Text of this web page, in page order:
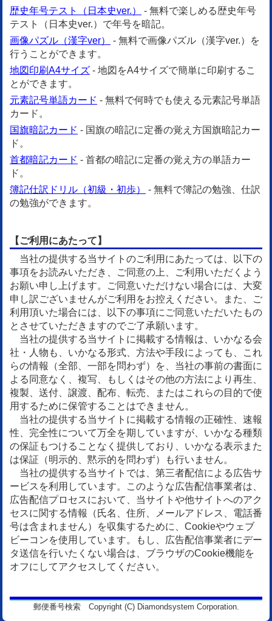
歴史年号テスト（日本史ver.）
- 無料で楽しめる歴史年号
テスト（日本史ver.）で年号を暗記。
画像パズル（漢字ver）
- 無料で画像パズル（漢字ver.）を
行うことができます。
地図印刷A4サイズ - 地図をA4サイズで簡単に印刷するこ
とができます。
元素記号単語カード - 無料で何時でも使える元素記号単語
カード。
国旗暗記カード - 国旗の暗記に定番の覚え方国旗暗記カー
ド。
首都暗記カード - 首都の暗記に定番の覚え方の単語カー
ド。
簿記仕訳ドリル（初級・初歩）
- 無料で簿記の勉強、仕訳
の勉強ができます。
【ご利用にあたって】
当社の提供する当サイトのご利用にあたっては、以下の
事項をお読みいただき、ご同意の上、ご利用いただくよう
お願い申し上げます。ご同意いただけない場合には、大変
申し訳ございませんがご利用をお控えください。また、ご
利用頂いた場合には、以下の事項にご同意いただいたもの
とさせていただきますのでご了承願います。
当社の提供する当サイトに掲載する情報は、いかなる会
社・人物も、いかなる形式、方法や手段によっても、これ
らの情報（全部、一部を問わず）を、当社の事前の書面に
よる同意なく、複写、もしくはその他の方法により再生、
複製、送付、譲渡、配布、転売、またはこれらの目的で使
用するために保管することはできません。
当社の提供する当サイトに掲載する情報の正確性、速報
性、完全性について万全を期していますが、いかなる種類
の保証もつけることなく提供しており、いかなる表示また
は保証（明示的、黙示的を問わず）も行いません。
当社の提供する当サイトでは、第三者配信による広告サ
ービスを利用しています。このような広告配信事業者は、
広告配信プロセスにおいて、当サイトや他サイトへのアク
セスに関する情報（氏名、住所、メールアドレス、電話番
号は含まれません）を収集するために、Cookieやウェブ
ビーコンを使用しています。もし、広告配信事業者にデー
タ送信を行いたくない場合は、ブラウザのCookie機能を
オフにしてアクセスしてください。
郵便番号検索 Copyright (C) Diamondsystem Corporation.